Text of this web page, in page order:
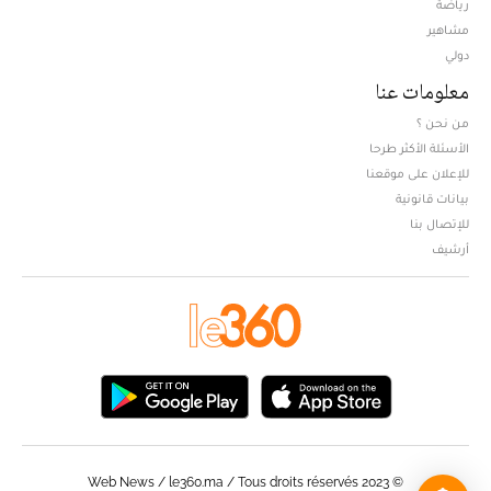
رياضة
مشاهير
دولي
معلومات عنا
من نحن ؟
الأسئلة الأكثر طرحا
للإعلان على موقعنا
بيانات قانونية
للإتصال بنا
أرشيف
© Web News / le360.ma / Tous droits réservés 2023